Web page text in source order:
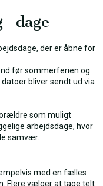
-dage​
der er åbne for
før sommerferien og
bliver sendt ud via
som muligt
arbejdsdage, hvor
samvær.
med en fælles
Flere vælger at tage telt